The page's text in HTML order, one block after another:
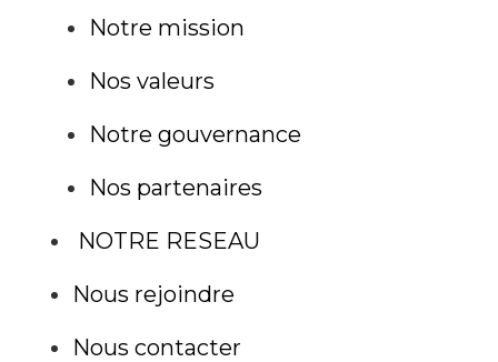
Notre mission
Nos valeurs
Notre gouvernance
Nos partenaires
‎ NOTRE‎ RESEAU‎
Nous‎ rejoindre‎
Nous‎ contacter‎